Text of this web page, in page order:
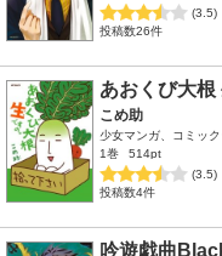
(3.5)
投稿数26件
あおくび大根
こめ助
少女マンガ、コミッ
1巻
514pt
(3.5)
投稿数4件
吟遊戯曲